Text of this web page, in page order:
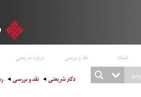
اسناد نقد و بررسی درباره شریعتی
دکتر شریعتی نقد و بررسی